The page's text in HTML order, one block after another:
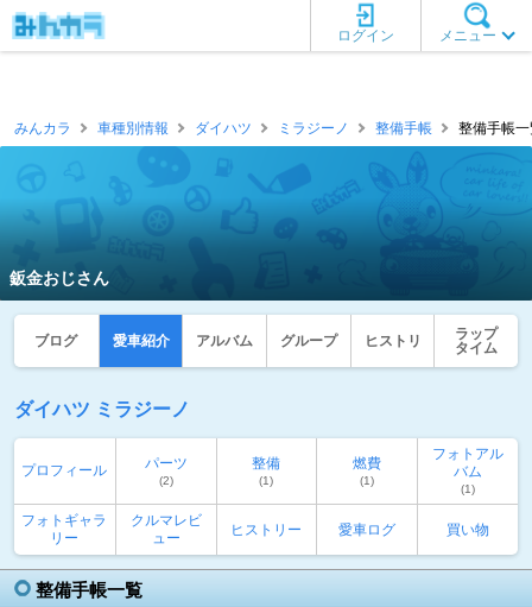
メニュー
ログイン
みんカラ 車種別情報 ダイハツ ミラジーノ 整備手帳 整備手帳
鈑金おじさん
ブログ 愛車紹介 アルバム グループ ヒストリ
ラップ
タイム
ダイハツ ミラジーノ
プロフィール パーツ
(2)
整備
(1)
燃費
(1)
フォトアル
バム
(1)
フォトギャラ
リー
クルマレビ
ュー
ヒストリー 愛車ログ 買い物
整備手帳一覧